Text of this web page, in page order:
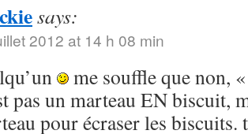
says:
2012 at 14 h 08 min
me souffle que non,
pas un marteau EN biscuit,
pour écraser les biscuits.